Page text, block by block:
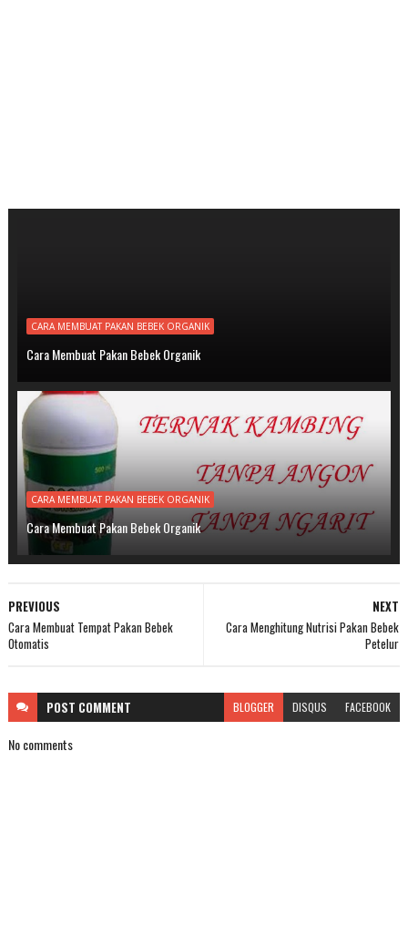
CARA MEMBUAT PAKAN BEBEK ORGANIK
Cara Membuat Pakan Bebek Organik
CARA MEMBUAT PAKAN BEBEK ORGANIK
Cara Membuat Pakan Bebek Organik
NEXT
Cara Menghitung Nutrisi Pakan Bebek
Petelur
PREVIOUS
Cara Membuat Tempat Pakan Bebek
Otomatis
POST COMMENT BLOGGER DISQUS FACEBOOK
No comments